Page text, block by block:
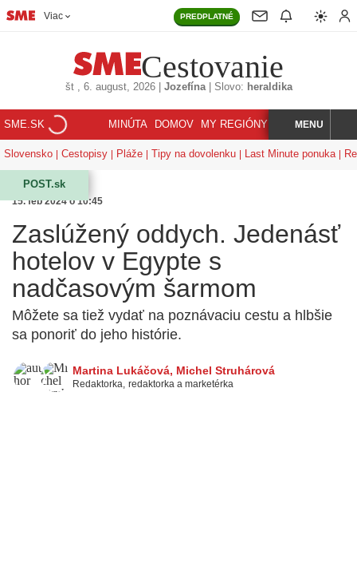
Viac PREDPLATNÉ
Cestovanie
št, 6. august, 2026| Jozefína| Slovo: heraldika
SME.SK MINÚTA DOMOV MY REGIÓNY KORZÁR
HĽADAJMENU
Slovensko Cestopisy Pláže Tipy na dovolenku Last Minute ponuka
POST.sk
15. feb 2024 o 10:45
Zaslúžený oddych. Jedenásť
hotelov v Egypte s
nadčasovým šarmom
Môžete sa tiež vydať na poznávaciu cestu a hlbšie
sa ponoriť do jeho histórie.
Martina Lukáčová, Michel Struhárová
Redaktorka, redaktorka a marketérka